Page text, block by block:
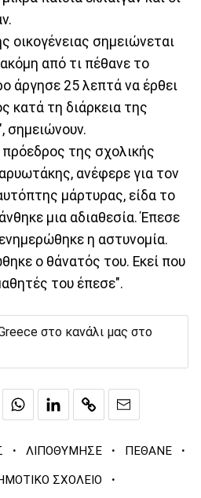
οικογένειας σημειώνεται
από τι πέθανε το
άργησε 25 λεπτά να έρθει
κατά τη διάρκεια της
σημειώνουν.
της σχολικής
ανέφερε για τον
μάρτυρας, είδα το
μια αδιαθεσία. Έπεσε
η αστυνομία.
ο θάνατός του. Εκεί που
του έπεσε".
στο κανάλι μας στο
· ΛΙΠΟΘΥΜΗΣΕ · ΠΕΘΑΝΕ ·
ΣΧΟΛΕΙΟ ·